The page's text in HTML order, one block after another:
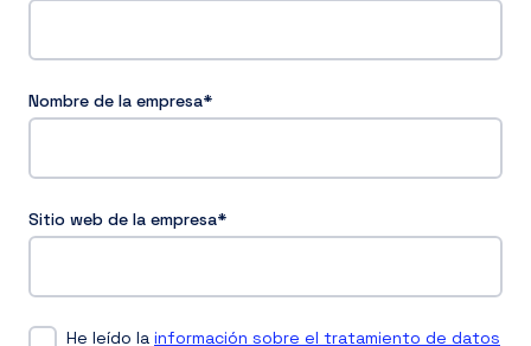
Nombre de la empresa*
Sitio web de la empresa*
He leído la información sobre el tratamiento de datos